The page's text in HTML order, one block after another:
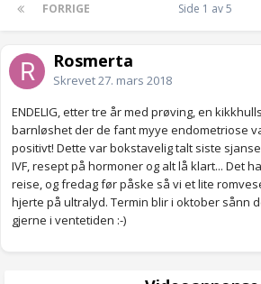
FORRIGE Side 1 av 5
Rosmerta
Skrevet27. mars 2018
ENDELIG, etter tre år med prøving, en
barnløshet der de fant myye endometriose
positivt! Dette var bokstavelig talt siste
IVF, resept på hormoner og alt lå klart... Det
reise, og fredag før påske så vi et lite
hjerte på ultralyd. Termin blir i oktober sånn
gjerne i ventetiden :-)